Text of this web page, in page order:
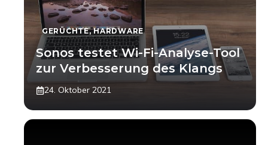
GERÜCHTE,HARDWARE
Sonos testet Wi-Fi-Analyse-Tool
zur Verbesserung des Klangs
24. Oktober 2021